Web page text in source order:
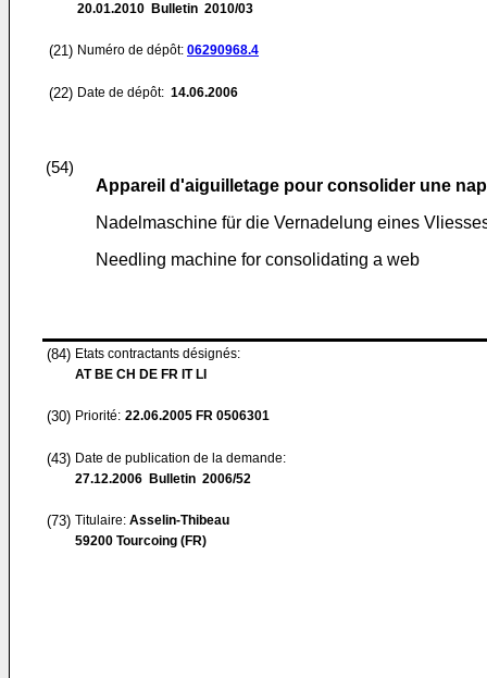
20.01.2010 Bulletin 2010/03
(21) Numéro de dépôt: 06290968.4
(22) Date de dépôt: 14.06.2006
(54)
Appareil d'aiguilletage pour consolider une
Nadelmaschine für die Vernadelung eines
Needling machine for consolidating a web
(84) Etats contractants désignés:
AT BE CH DE FR IT LI
(30) Priorité: 22.06.2005 FR 0506301
(43) Date de publication de la demande:
27.12.2006 Bulletin 2006/52
(73) Titulaire: Asselin-Thibeau
59200 Tourcoing (FR)